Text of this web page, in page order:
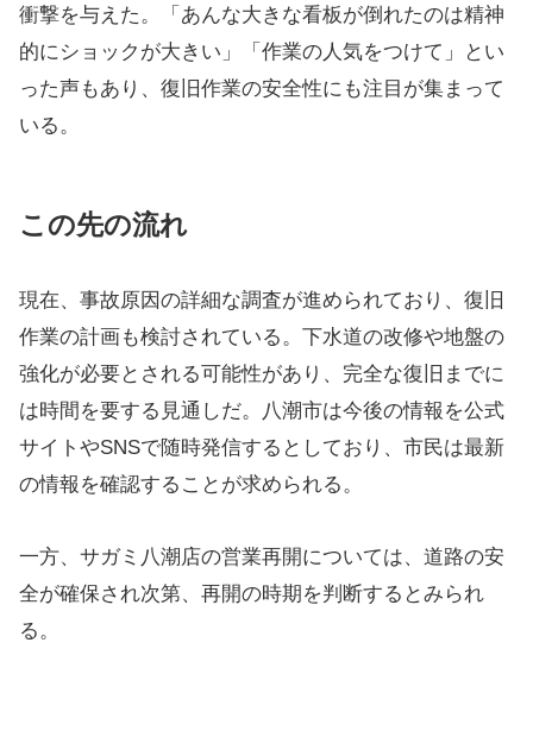
衝撃を与えた。「あんな大きな看板が倒れたのは精神
的にショックが大きい」「作業の人気をつけて」とい
った声もあり、復旧作業の安全性にも注目が集まって
いる。
この先の流れ
現在、事故原因の詳細な調査が進められており、復旧
作業の計画も検討されている。下水道の改修や地盤の
強化が必要とされる可能性があり、完全な復旧までに
は時間を要する見通しだ。八潮市は今後の情報を公式
サイトやSNSで随時発信するとしており、市民は最新
の情報を確認することが求められる。
一方、サガミ八潮店の営業再開については、道路の安
全が確保され次第、再開の時期を判断するとみられ
る。